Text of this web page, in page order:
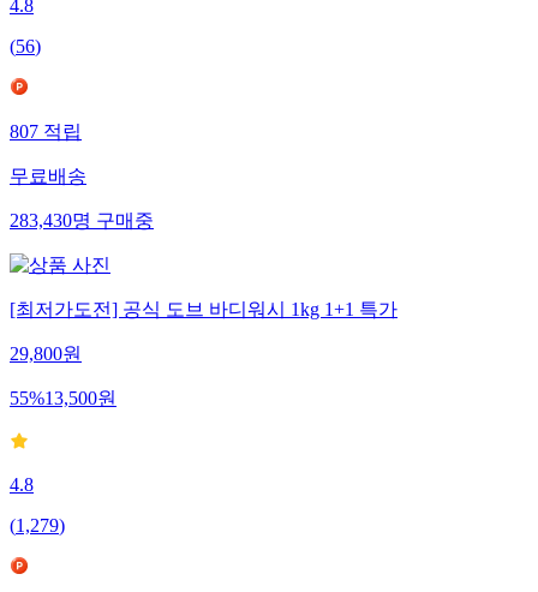
4.8
(56)
807적립
무료배송
283,430명구매중
[최저가도전] 공식 도브 바디워시 1kg 1+1 특가
29,800원
55%13,500원
4.8
(1,279)